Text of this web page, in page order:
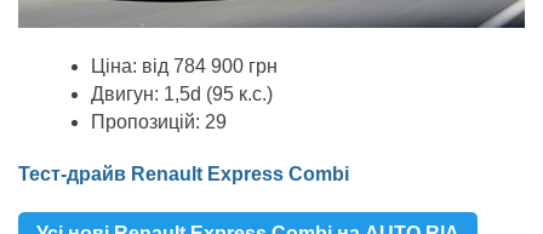
Ціна: від 784 900 грн
Двигун: 1,5d (95 к.с.)
Пропозицій: 29
Тест-драйв Renault Express Combi